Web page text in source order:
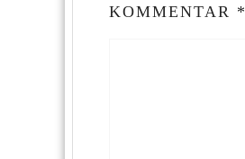
KOMMENTAR *